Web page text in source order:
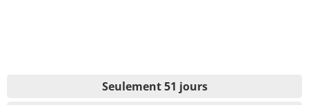
Seulement 51 jours